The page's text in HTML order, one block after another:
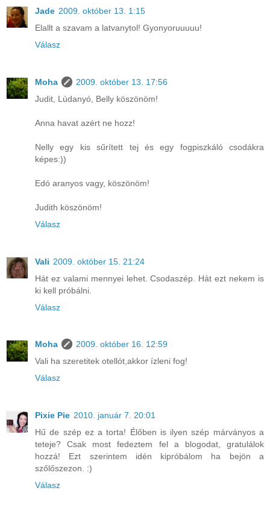
Jade 2009. október 13. 1:15
Elallt a szavam a latvanytol! Gyonyoruuuuu!
Válasz
Moha
2009. október 13. 17:56
Judit, Lúdanyó, Belly köszönöm!
Anna havat azért ne hozz!
Nelly egy kis sűrített tej és egy fogpiszkáló csodákra
képes:))
Edó aranyos vagy, köszönöm!
Judith köszönöm!
Válasz
Vali 2009. október 15. 21:24
Hát ez valami mennyei lehet. Csodaszép. Hát ezt nekem is
ki kell próbálni.
Válasz
Moha
2009. október 16. 12:59
Vali ha szeretitek otellót,akkor ízleni fog!
Válasz
Pixie Pie 2010. január 7. 20:01
Hű de szép ez a torta! Élőben is ilyen szép márványos a
teteje? Csak most fedeztem fel a blogodat, gratulálok
hozzá! Ezt szerintem idén kipróbálom ha bejön a
szőlőszezon. :)
Válasz